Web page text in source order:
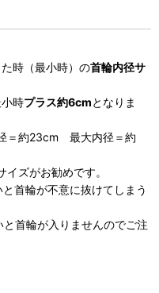
時（最小時）の首輪内径サ
時プラス約6cmとなりま
＝約23cm 最大内径＝約
ズがお勧めです。
首輪が不意に抜けてしまう
首輪が入りませんのでご注